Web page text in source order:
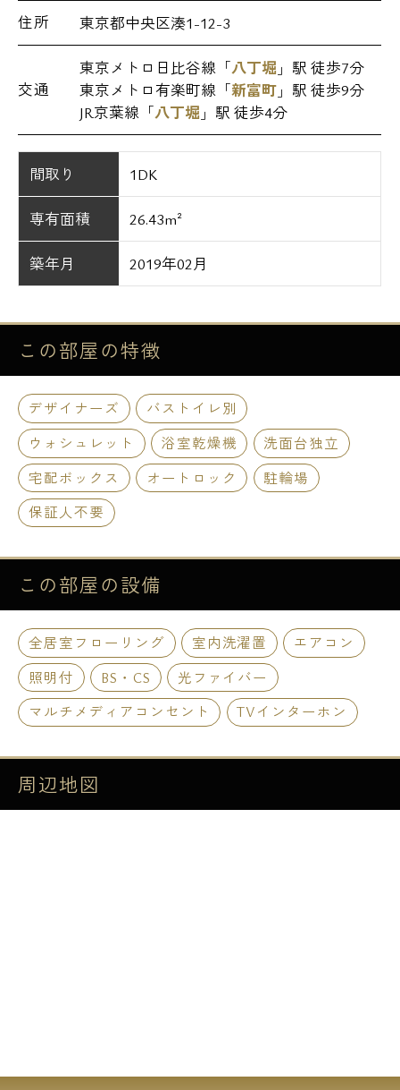
住所 東京都中央区湊1-12-3
交通
東京メトロ日比谷線「八丁堀 」駅 徒歩7分
東京メトロ有楽町線「新富町 」駅 徒歩9分
JR京葉線「八丁堀 」駅 徒歩4分
間取り 1DK
専有面積 26.43m²
築年月 2019年02月
この部屋の特徴
デザイナーズ
バストイレ別
ウォシュレット
浴室乾燥機
洗面台独立
宅配ボックス
オートロック
駐輪場
保証人不要
この部屋の設備
全居室フローリング 室内洗濯置
エアコン
照明付
BS・CS
光ファイバー
マルチメディアコンセント
TVインターホン
周辺地図